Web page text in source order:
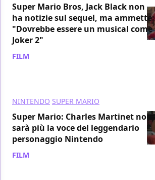
Super Mario Bros, Jack Black non
ha notizie sul sequel, ma ammette:
"Dovrebbe essere un musical come
Joker 2"
FILM
NINTENDO SUPER MARIO
Super Mario: Charles Martinet non
sarà più la voce del leggendario
personaggio Nintendo
FILM